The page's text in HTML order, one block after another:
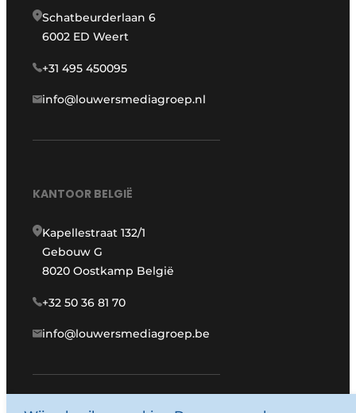
Schatbeurderlaan 6
6002 ED Weert
+31 495 450095
info@louwersmediagroep.nl
KANTOOR BELGIË
Kapellestraat 132/1
Gebouw G
8020 Oostkamp België
+32 50 36 81 70
info@louwersmediagroep.be